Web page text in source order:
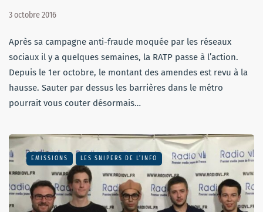
3 octobre 2016
Après sa campagne anti-fraude moquée par les réseaux
sociaux il y a quelques semaines, la RATP passe à l’action.
Depuis le 1er octobre, le montant des amendes est revu à la
hausse. Sauter par dessus les barrières dans le métro
pourrait vous couter désormais…
EMISSIONS LES SNIPERS DE L’INFO